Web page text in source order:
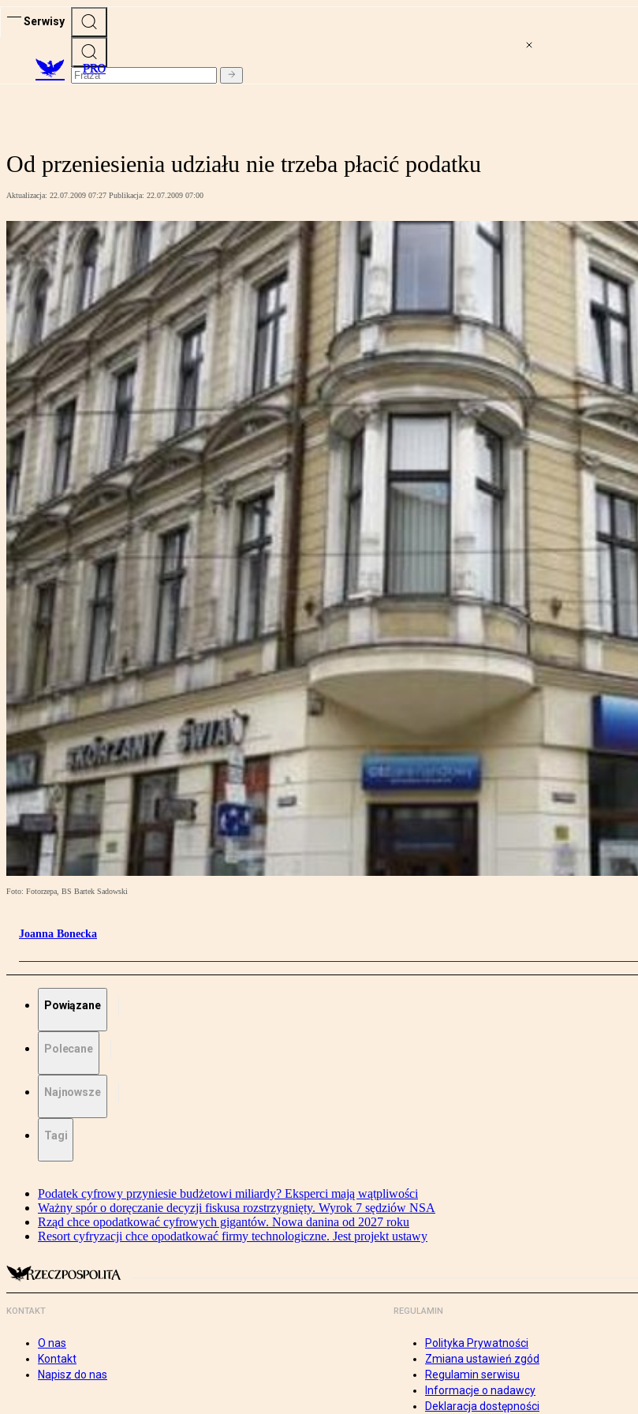
Serwisy
PRO
Od przeniesienia udziału nie trzeba płacić podatku
Aktualizacja: 22.07.2009 07:27 Publikacja: 22.07.2009 07:00
Foto: Fotorzepa, BS Bartek Sadowski
Joanna Bonecka
Powiązane
Polecane
Najnowsze
Tagi
Podatek cyfrowy przyniesie budżetowi miliardy? Eksperci mają wątpliwości
Ważny spór o doręczanie decyzji fiskusa rozstrzygnięty. Wyrok 7 sędziów NSA
Rząd chce opodatkować cyfrowych gigantów. Nowa danina od 2027 roku
Resort cyfryzacji chce opodatkować firmy technologiczne. Jest projekt ustawy
KONTAKT
O nas
Kontakt
Napisz do nas
REGULAMIN
Polityka Prywatności
Zmiana ustawień zgód
Regulamin serwisu
Informacje o nadawcy
Deklaracja dostępności